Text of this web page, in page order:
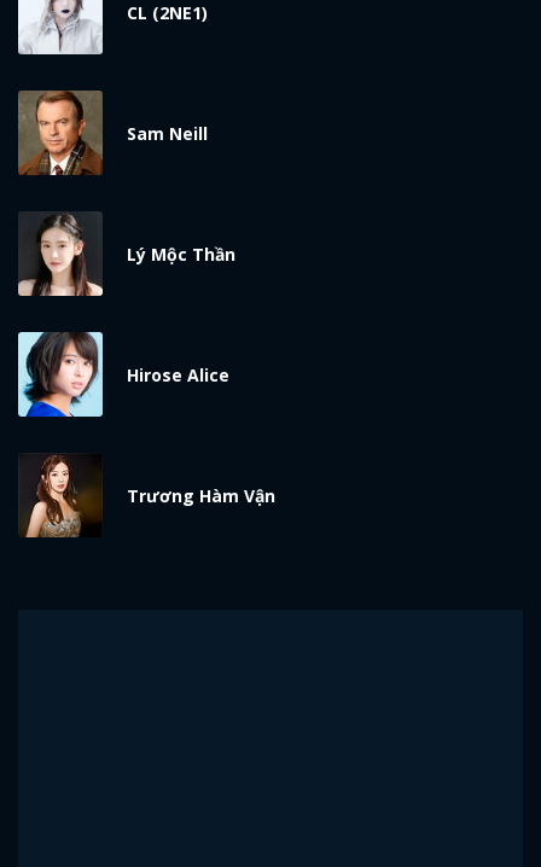
CL (2NE1)
Sam Neill
Lý Mộc Thần
Hirose Alice
Trương Hàm Vận